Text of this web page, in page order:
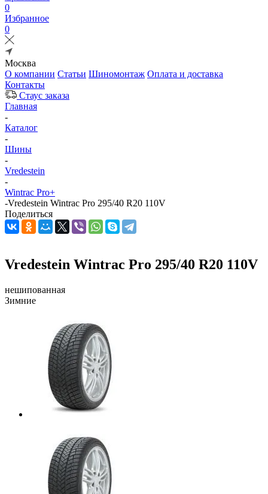
0
Избранное
0
Москва
О компании Статьи Шиномонтаж Оплата и доставка
Контакты
Стаус заказа
Главная
-
Каталог
-
Шины
-
Vredestein
-
Wintrac Pro+
-Vredestein Wintrac Pro 295/40 R20 110V
Поделиться
Vredestein Wintrac Pro 295/40 R20 110V
нешипованная
Зимние